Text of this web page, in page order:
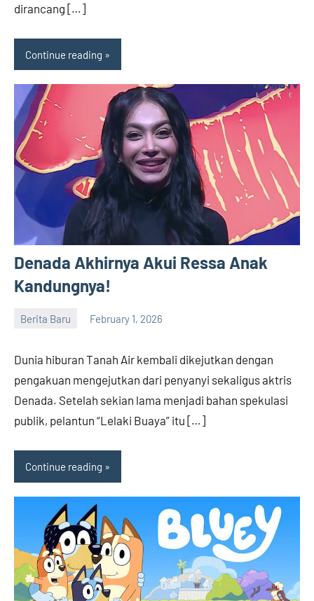
dirancang […]
Continue reading
Denada Akhirnya Akui Ressa Anak
Kandungnya!
Berita Baru February 1, 2026
Dunia hiburan Tanah Air kembali dikejutkan dengan
pengakuan mengejutkan dari penyanyi sekaligus aktris
Denada. Setelah sekian lama menjadi bahan spekulasi
publik, pelantun “Lelaki Buaya” itu […]
Continue reading